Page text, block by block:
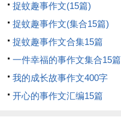
捉蚊趣事作文(15篇)
捉蚊趣事作文(集合15篇)
捉蚊趣事作文合集15篇
一件幸福的事作文集合15篇
我的成长故事作文400字
开心的事作文汇编15篇